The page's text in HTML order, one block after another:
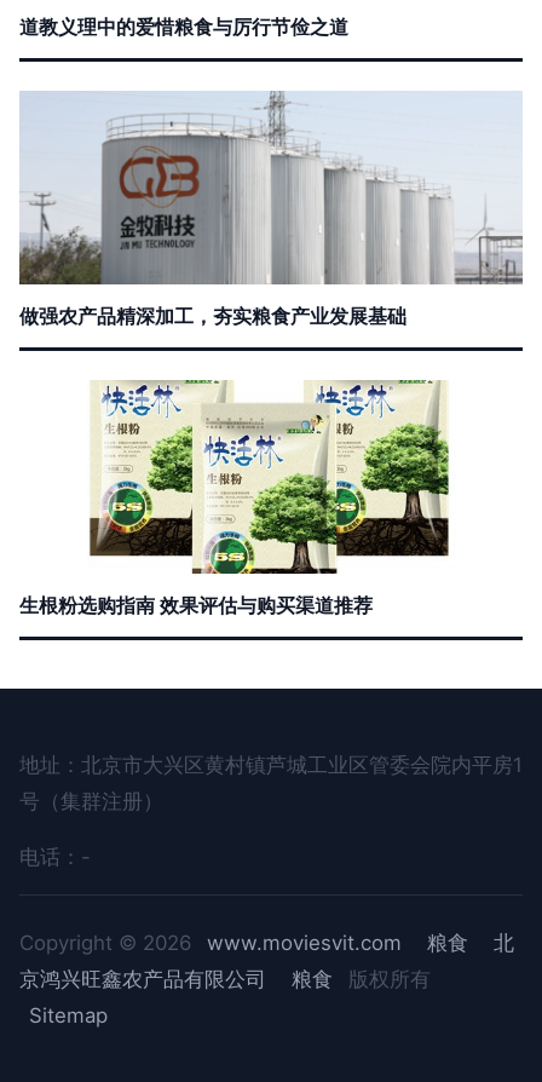
道教义理中的爱惜粮食与厉行节俭之道
做强农产品精深加工，夯实粮食产业发展基础
生根粉选购指南 效果评估与购买渠道推荐
地址：北京市大兴区黄村镇芦城工业区管委会院内平房1
号（集群注册）
电话：-
Copyright © 2026 www.moviesvit.com 粮食
北
京鸿兴旺鑫农产品有限公司
粮食
版权所有
Sitemap